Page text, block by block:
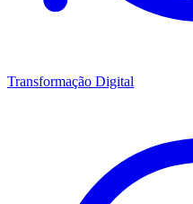
Transformação Digital